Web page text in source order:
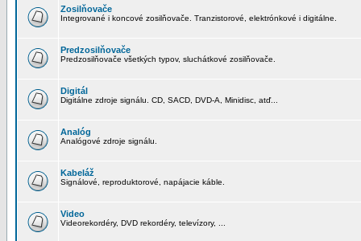
Zosilňovače
Integrované i koncové zosilňovače. Tranzistorové, elektrónkové i digitálne.
Predzosilňovače
Predzosilňovače všetkých typov, sluchátkové zosilňovače.
Digitál
Digitálne zdroje signálu. CD, SACD, DVD-A, Minidisc, atď...
Analóg
Analógové zdroje signálu.
Kabeláž
Signálové, reproduktorové, napájacie káble.
Video
Videorekordéry, DVD rekordéry, televízory, ...